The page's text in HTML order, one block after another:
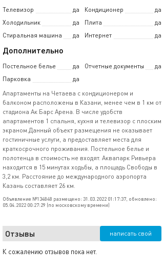
Телевизор да Кондиционер
да
Холодильник
да Плита
да
Стиральная машина
да Интернет да
Дополнительно
Постельное белье да Отчетные документы
да
Парковка
да
Апартаменты на Четаева с кондиционером и
балконом расположены в Казани, менее чем в 1 км от
стадиона Ак Барс Арена. В числе удобств
апартаментов 1 спальня, кухня и телевизор с плоским
экраном.Данный объект размещения не оказывает
гостиничные услуги, а предоставляет места для
краткосрочного проживания. Постельное белье и
полотенца в стоимость не входят. Аквапарк Ривьера
находится в 15 минутах ходьбы, а площадь Свободы в
3,2 км. Расстояние до международного аэропорта
Казань составляет 26 км.
Объявление №134848 размещено: 31.03.2022 01:17:37, обновлено:
05.04.2022 00:27:29 (по московскому времени)
Отзывы написать свой
К сожалению отзывов пока нет.